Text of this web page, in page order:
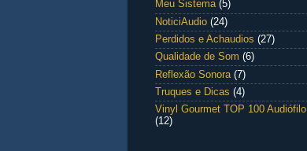
Meu Sistema (5)
NoticiAudio (24)
Perdidos e Achaudios (27)
Qualidade de Som (6)
Reflexão Sonora (7)
Truques e Dicas (4)
Vinyl Gourmet TOP 100 Audiófilo
(12)